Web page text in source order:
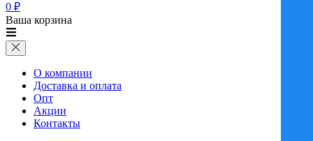
0 ₽
Ваша корзина
О компании
Доставка и оплата
Опт
Акции
Контакты